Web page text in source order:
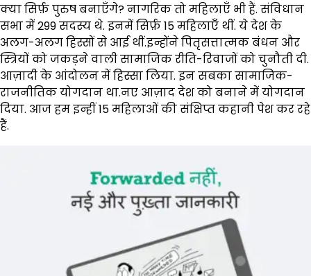
क्या सिर्फ़ पुरुष बनाएँगे? नागरिक तो महिलाएँ भी हैं. संविधान
सभा में 299 सदस्य थे. इनमें सिर्फ़ 15 महिलाएँ थीं. ये देश के
अलग-अलग हिस्सों से आई थीं.इन्होंने पितृसत्तात्मक बंधन और
स्त्रियों को जकड़ने वाली सामाजिक रीति-रिवाजों को चुनौती दी.
आज़ादी के आंदोलन में हिस्सा लिया. इन सबका सामाजिक-
राजनीतिक योगदान था.नए आज़ाद देश को बनाने में योगदान
दिया. आज हम इन्हीं 15 महिलाओं की संक्षिप्त कहानी पेश कर रहे
हैं.